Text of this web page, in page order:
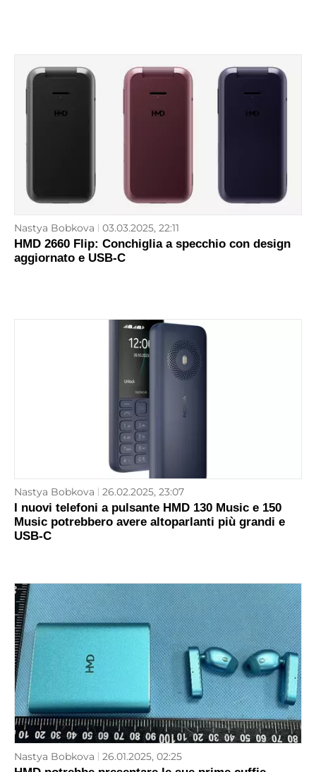
Nastya Bobkova 03.03.2025, 22:11
HMD 2660 Flip: Conchiglia a specchio con design
aggiornato e USB-C
Nastya Bobkova 26.02.2025, 23:07
I nuovi telefoni a pulsante HMD 130 Music e 150
Music potrebbero avere altoparlanti più grandi e
USB-C
Nastya Bobkova 26.01.2025, 02:25